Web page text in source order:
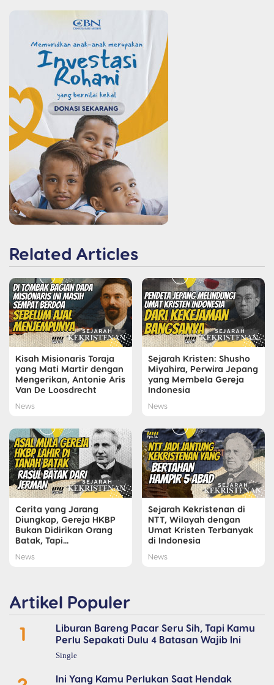
Related Articles
Kisah Misionaris Toraja
yang Mati Martir dengan
Mengerikan, Antonie Aris
Van De Loosdrecht
News
Sejarah Kristen: Shusho
Miyahira, Perwira Jepang
yang Membela Gereja
Indonesia
News
Cerita yang Jarang
Diungkap, Gereja HKBP
Bukan Didirikan Orang
Batak, Tapi...
News
Sejarah Kekristenan di
NTT, Wilayah dengan
Umat Kristen Terbanyak
di Indonesia
News
Artikel Populer
1
Liburan Bareng Pacar Seru Sih, Tapi Kamu
Perlu Sepakati Dulu 4 Batasan Wajib Ini
Single
Ini Yang Kamu Perlukan Saat Hendak